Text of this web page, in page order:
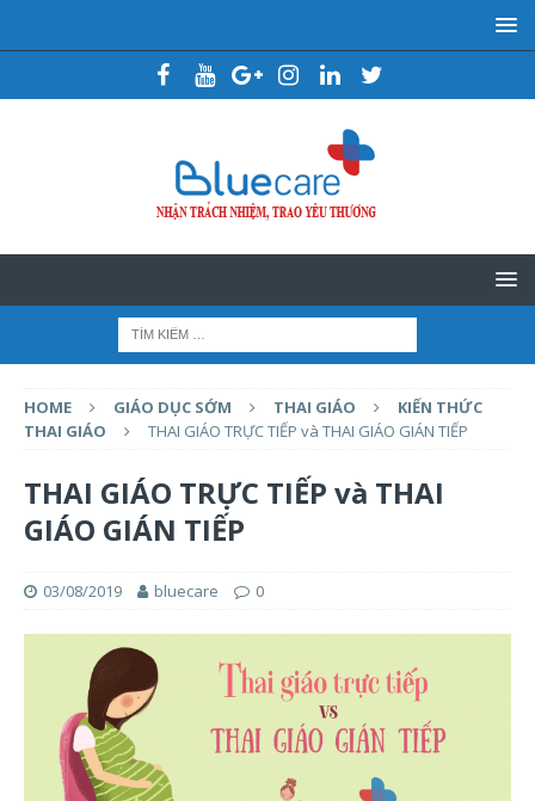
HOME GIÁO DỤC SỚM THAI GIÁO
KIẾN THỨC
THAI GIÁO
THAI GIÁO TRỰC TIẾP và THAI GIÁO GIÁN TIẾP
THAI GIÁO TRỰC TIẾP và THAI
GIÁO GIÁN TIẾP
03/08/2019 bluecare 0